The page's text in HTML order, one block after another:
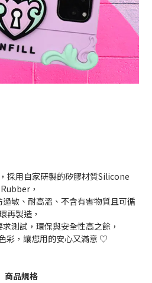
採用自家研製的矽膠材質Silicone
Rubber，
敏、耐高溫、不含有害物質且可循
再製造，
測試，環保與安全性高之餘，
彩，讓您用的安心又滿意 ♡
商品規格